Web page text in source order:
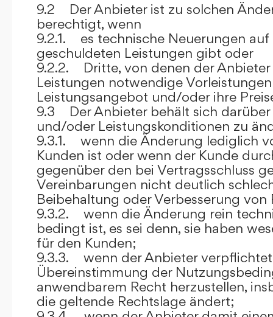
9.2 Der Anbieter ist zu solchen
berechtigt, wenn
9.2.1. es technische Neuerungen
geschuldeten Leistungen gibt oder
9.2.2. Dritte, von denen der Anbieter
Leistungen notwendige
Leistungsangebot und/oder ihre
9.3 Der Anbieter behält sich darüber
und/oder Leistungskonditionen zu
9.3.1. wenn die Änderung lediglich
Kunden ist oder wenn der Kunde
gegenüber den bei Vertragsschluss
Vereinbarungen nicht deutlich
Beibehaltung oder Verbesserung
9.3.2. wenn die Änderung rein
bedingt ist, es sei denn, sie haben
für den Kunden;
9.3.3. wenn der Anbieter verpflichtet
Übereinstimmung der
anwendbarem Recht herzustellen,
die geltende Rechtslage ändert;